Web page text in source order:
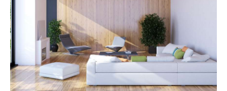
Investicije
Lifestyle
Zdravje
Tech